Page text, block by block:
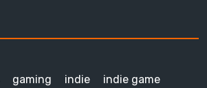
gaming indie indie game